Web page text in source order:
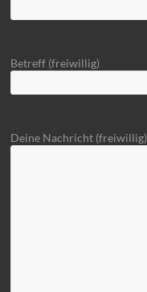
Betreff (freiwillig)
Deine Nachricht (freiwillig)